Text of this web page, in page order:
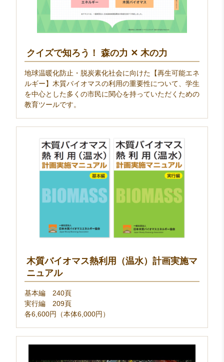
クイズで知ろう！ 森の力 ✕ 木の力
地球温暖化防止・脱炭素化社会に向けた【再生可能エネ
ルギー】木質バイオマスの利用の重要性について、学生
を中心とした多くの市民に関心を持っていただくための
教育ツールです。
木質バイオマス熱利用（温水）計画実施マ
ニュアル
基本編 240頁
実行編 209頁
各6,600円（本体6,000円）